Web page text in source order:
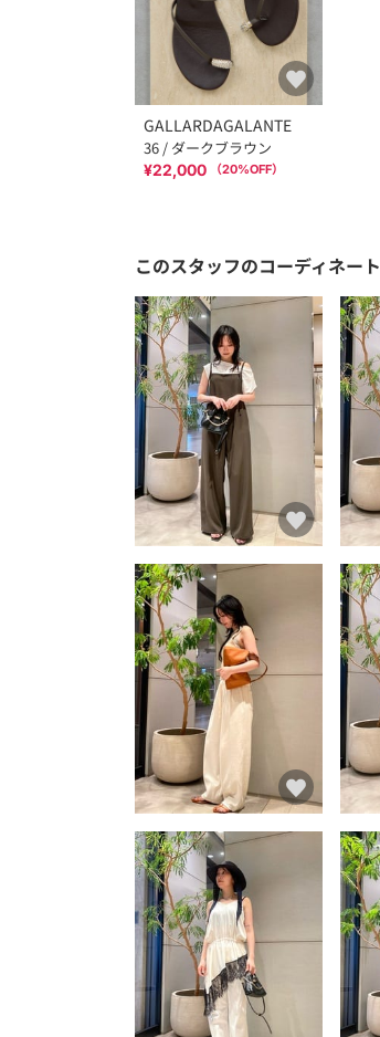
GALLARDAGALANTE
36 / ダークブラウン
¥22,000 （20%OFF）
このスタッフのコーディネート